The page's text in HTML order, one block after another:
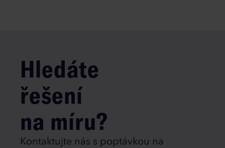
Hledáte
řešení
na míru?
Kontaktujte nás s poptávkou na